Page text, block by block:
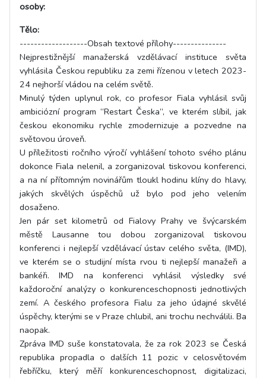
osoby:
Tělo:
-------------------Obsah textové přílohy---------------
Nejprestižnější manažerská vzdělávací instituce světa
vyhlásila Českou republiku za zemi řízenou v letech 2023-
24 nejhorší vládou na celém světě.
Minulý týden uplynul rok, co profesor Fiala vyhlásil svůj
ambiciózní program “Restart Česka”, ve kterém slíbil, jak
českou ekonomiku rychle zmodernizuje a pozvedne na
světovou úroveň.
U příležitosti ročního výročí vyhlášení tohoto svého plánu
dokonce Fiala nelenil, a zorganizoval tiskovou konferenci,
a na ní přítomným novinářům tloukl hodinu klíny do hlavy,
jakých skvělých úspěchů už bylo pod jeho velením
dosaženo.
Jen pár set kilometrů od Fialovy Prahy ve švýcarském
městě Lausanne tou dobou zorganizoval tiskovou
konferenci i nejlepší vzdělávací ústav celého světa, (IMD),
ve kterém se o studijní místa rvou ti nejlepší manažeři a
bankéři. IMD na konferenci vyhlásil výsledky své
každoroční analýzy o konkurenceschopnosti jednotlivých
zemí. A českého profesora Fialu za jeho údajné skvělé
úspěchy, kterými se v Praze chlubil, ani trochu nechválili. Ba
naopak.
Zpráva IMD suše konstatovala, že za rok 2023 se Česká
republika propadla o dalších 11 pozic v celosvětovém
řebříčku, který měří konkurenceschopnost, digitalizaci,